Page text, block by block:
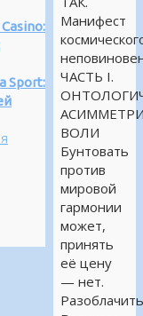
Манифест
ЧАСТЬ I.
ВОЛИ
Бунтовать
против
мировой
гармонии
может,
принять
её цену
— нет.
Sport: